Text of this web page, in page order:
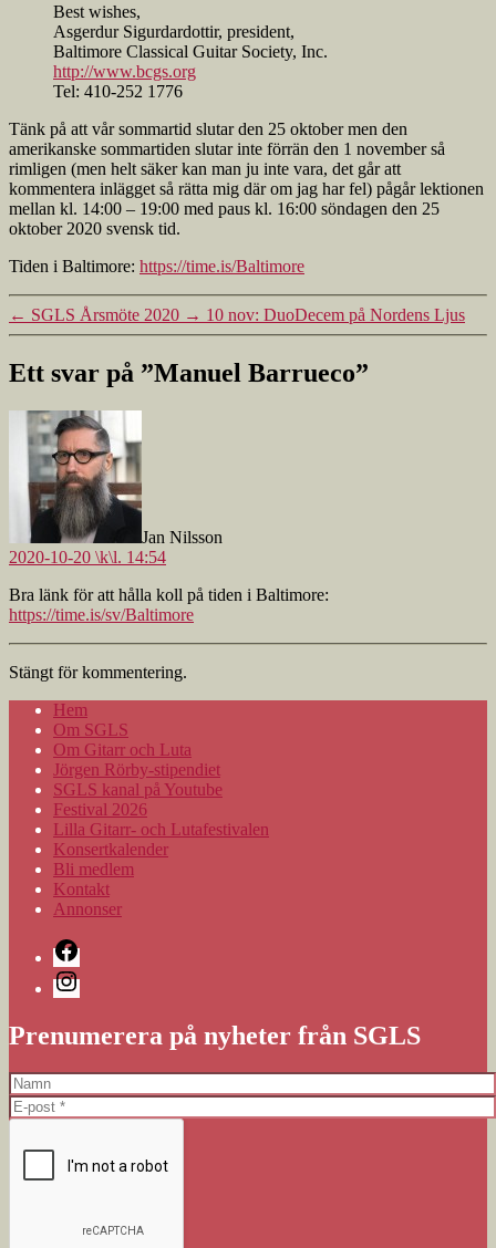
Best wishes,
Asgerdur Sigurdardottir, president,
Baltimore Classical Guitar Society, Inc.
http://www.bcgs.org
Tel: 410-252 1776
Tänk på att vår sommartid slutar den 25 oktober men den
amerikanske sommartiden slutar inte förrän den 1 november så
rimligen (men helt säker kan man ju inte vara, det går att
kommentera inlägget så rätta mig där om jag har fel) pågår lektionen
mellan kl. 14:00 – 19:00 med paus kl. 16:00 söndagen den 25
oktober 2020 svensk tid.
Tiden i Baltimore: https://time.is/Baltimore
← SGLS Årsmöte 2020 → 10 nov: DuoDecem på Nordens Ljus
Ett svar på ”Manuel Barrueco”
Jan Nilsson
2020-10-20 \k\l. 14:54
Bra länk för att hålla koll på tiden i Baltimore:
https://time.is/sv/Baltimore
Stängt för kommentering.
Hem
Om SGLS
Om Gitarr och Luta
Jörgen Rörby-stipendiet
SGLS kanal på Youtube
Festival 2026
Lilla Gitarr- och Lutafestivalen
Konsertkalender
Bli medlem
Kontakt
Annonser
Facebook
Instagram
Prenumerera på nyheter från SGLS